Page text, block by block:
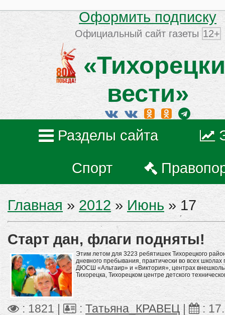
Оформить подписку
Официальный сайт газеты 12+
вести»
Разделы сайта
Спорт
Главная » 2012 » Июнь » 17
Старт дан, флаги подняты!
Этим летом для 3223 ребятишек Тихорецкого
дневного пребывания, практически во всех школах
ДЮСШ «Альтаир» и «Виктория», центрах
Тихорецка, Тихорецком центре детского
: 1821 | : Татьяна_КРАВЕЦ | :